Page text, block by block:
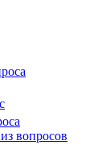
вопросов